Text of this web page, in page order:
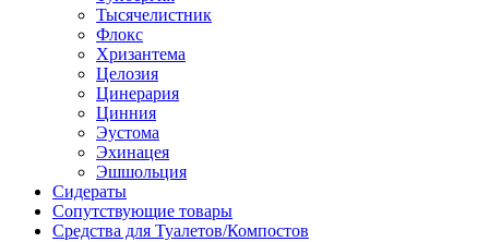
Тысячелистник
Флокс
Хризантема
Целозия
Цинерария
Цинния
Эустома
Эхинацея
Эшшольция
Сидераты
Сопутствующие товары
Средства для Туалетов/Компостов